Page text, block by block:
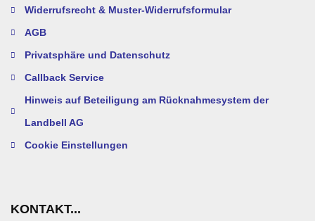
Widerrufsrecht & Muster-Widerrufsformular
AGB
Privatsphäre und Datenschutz
Callback Service
Hinweis auf Beteiligung am Rücknahmesystem der
Landbell AG
Cookie Einstellungen
KONTAKT...